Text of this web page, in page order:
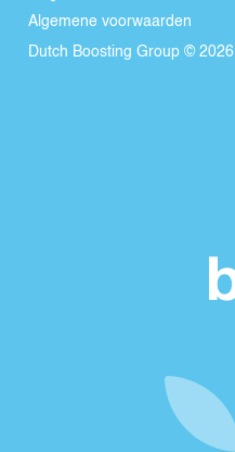
Algemene voorwaarden
Dutch Boosting Group © 2026